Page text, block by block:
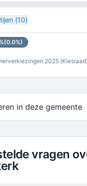
(10)
%(0.0%)
2025 (Kiesraad)
in deze gemeente
vragen